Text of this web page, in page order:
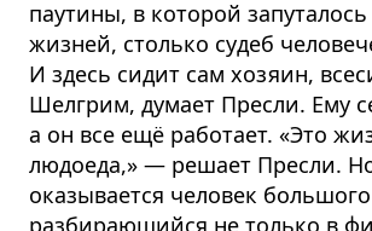
паутины, в которой запуталось
жизней, столько судеб
И здесь сидит сам хозяин,
Шелгрим, думает Пресли. Ему
а он все ещё работает. «Это
людоеда,» — решает Пресли.
оказывается человек
разбирающийся не только в